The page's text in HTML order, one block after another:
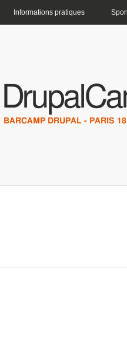
Informations pratiques
BARCAMP DRUPAL - PARIS